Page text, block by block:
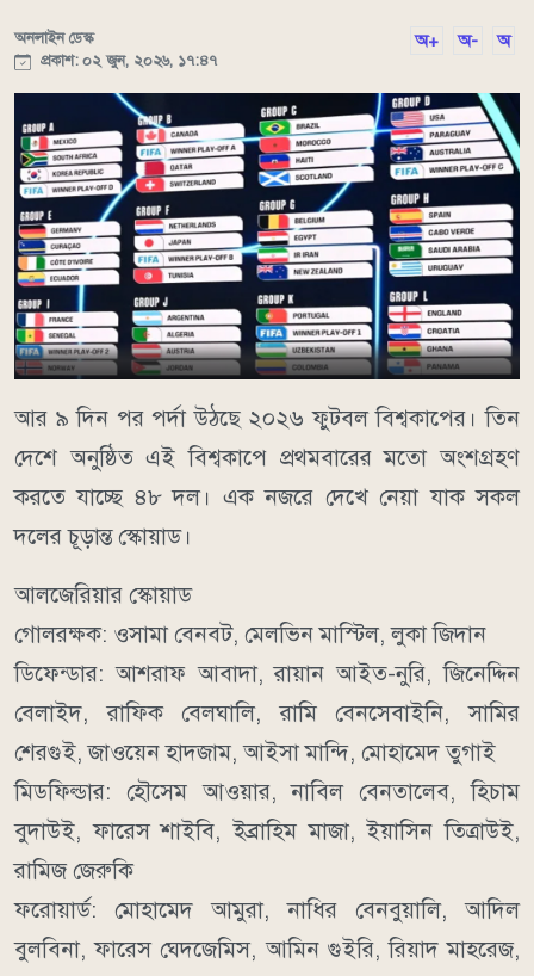
অনলাইন ডেস্ক
প্রকাশ: ০২ জুন, ২০২৬, ১৭:৪৭
অ+ অ- অ
আর ৯ দিন পর পর্দা উঠছে ২০২৬ ফুটবল বিশ্বকাপের। তিন
দেশে অনুষ্ঠিত এই বিশ্বকাপে প্রথমবারের মতো অংশগ্রহণ
করতে যাচ্ছে ৪৮ দল। এক নজরে দেখে নেয়া যাক সকল
দলের চূড়ান্ত স্কোয়াড।
আলজেরিয়ার স্কোয়াড
গোলরক্ষক: ওসামা বেনবট, মেলভিন মাস্টিল, লুকা জিদান
ডিফেন্ডার: আশরাফ আবাদা, রায়ান আইত-নুরি, জিনেদ্দিন
বেলাইদ, রাফিক বেলঘালি, রামি বেনসেবাইনি, সামির
শেরগুই, জাওয়েন হাদজাম, আইসা মান্দি, মোহামেদ তুগাই
মিডফিল্ডার: হৌসেম আওয়ার, নাবিল বেনতালেব, হিচাম
বুদাউই, ফারেস শাইবি, ইব্রাহিম মাজা, ইয়াসিন তিত্রাউই,
রামিজ জেরুকি
ফরোয়ার্ড: মোহামেদ আমুরা, নাধির বেনবুয়ালি, আদিল
বুলবিনা, ফারেস ঘেদজেমিস, আমিন গুইরি, রিয়াদ মাহরেজ,